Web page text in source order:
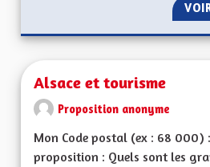
Alsace et tourisme
Proposition anonyme
Mon Code postal (ex : 68 000)
proposition : Quels sont les